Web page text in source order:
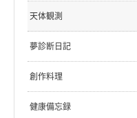
天体観測
夢診断日記
創作料理
健康備忘録